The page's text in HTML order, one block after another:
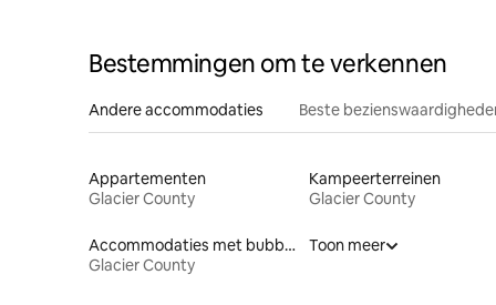
Bestemmingen om te verkennen
Andere accommodaties Beste
Appartementen
Glacier County
Kampeerterreinen
Glacier County
Accommodaties met bubbelbad
Glacier County
Toon meer